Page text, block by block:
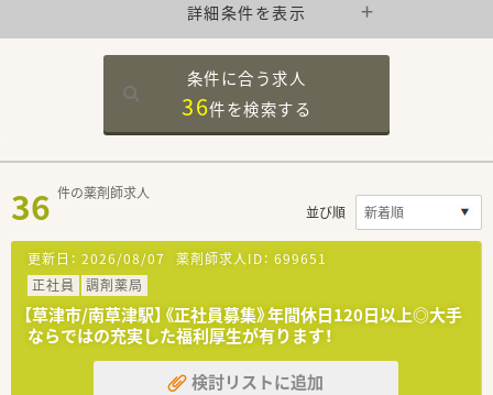
詳細条件を表示
条件に合う求人
36件を検索する
36 件の薬剤師求人
並び順
更新日： 2026/08/07 薬剤師求人ID： 699651
正社員
調剤薬局
【草津市/南草津駅】《正社員募集》年間休日120日以上◎大手
ならではの充実した福利厚生が有ります！
検討リストに追加